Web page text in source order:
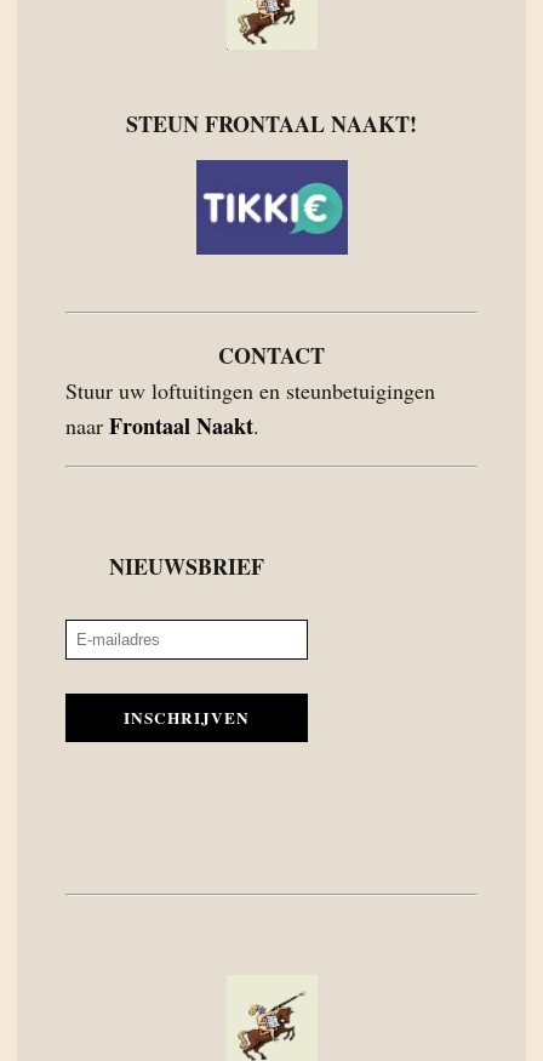
STEUN FRONTAAL NAAKT!
CONTACT
Stuur uw loftuitingen en steunbetuigingen
naar Frontaal Naakt.
NIEUWSBRIEF
INSCHRIJVEN